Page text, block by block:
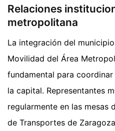
Relaciones
metropolitana
La integración del
Movilidad del Área
fundamental para
la capital. Representantes
regularmente en las mesas
de Transportes de